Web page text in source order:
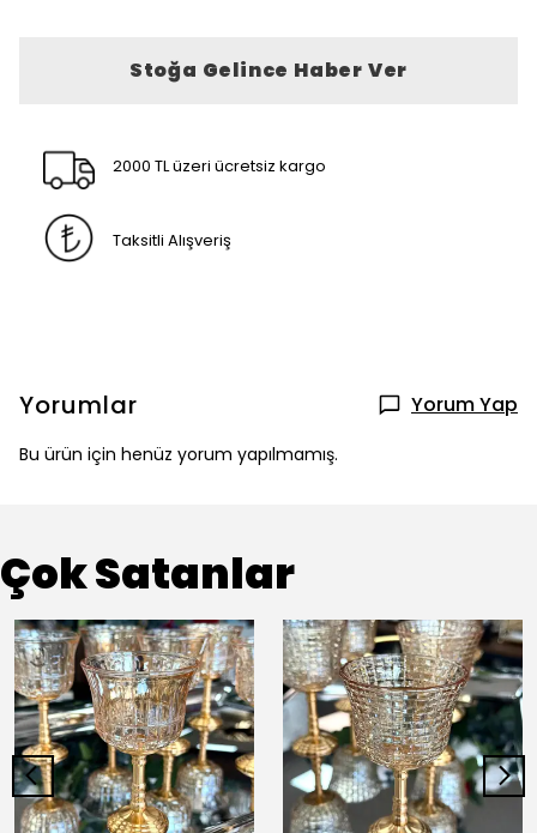
Stoğa Gelince Haber Ver
2000 TL üzeri ücretsiz kargo
Taksitli Alışveriş
Yorumlar Yorum Yap
Bu ürün için henüz yorum yapılmamış.
Çok Satanlar